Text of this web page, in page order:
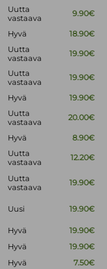
Uutta
vastaava
9.90€
Hyvä 18.90€
Uutta
vastaava
19.90€
Uutta
vastaava
19.90€
Hyvä 19.90€
Uutta
vastaava
20.00€
Hyvä 8.90€
Uutta
vastaava
12.20€
Uutta
vastaava
19.90€
Uusi 19.90€
Hyvä
19.90€
Hyvä
19.90€
Hyvä 7.50€